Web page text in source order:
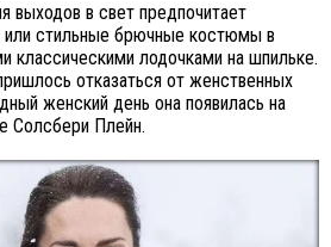
выходов в свет предпочитает
или стильные брючные костюмы в
классическими лодочками на шпильке.
отказаться от женственных
женский день она появилась на
Солсбери Плейн.